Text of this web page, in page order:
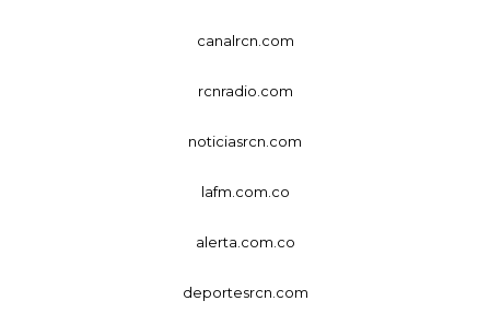
canalrcn.com
rcnradio.com
noticiasrcn.com
lafm.com.co
alerta.com.co
deportesrcn.com